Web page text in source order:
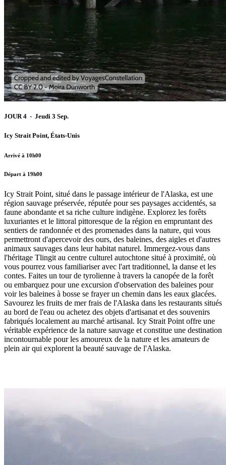
JOUR 4 - Jeudi 3 Sep.
Icy Strait Point, États-Unis
Arrivé à 10h00
Départ à 19h00
Icy Strait Point, situé dans le passage intérieur de l'Alaska, est une
région sauvage préservée, réputée pour ses paysages accidentés, sa
faune abondante et sa riche culture indigène. Explorez les forêts
luxuriantes et le littoral pittoresque de la région en empruntant des
sentiers de randonnée et des promenades dans la nature, qui vous
permettront d'apercevoir des ours, des baleines, des aigles et d'autres
animaux sauvages dans leur habitat naturel. Immergez-vous dans
l'héritage Tlingit au centre culturel autochtone situé à proximité, où
vous pourrez vous familiariser avec l'art traditionnel, la danse et les
contes. Faites un tour de tyrolienne à travers la canopée de la forêt
ou embarquez pour une excursion d'observation des baleines pour
voir les baleines à bosse se frayer un chemin dans les eaux glacées.
Savourez les fruits de mer frais de l'Alaska dans les restaurants situés
au bord de l'eau ou achetez des objets d'artisanat et des souvenirs
fabriqués localement au marché artisanal. Icy Strait Point offre une
véritable expérience de la nature sauvage et constitue une destination
incontournable pour les amoureux de la nature et les amateurs de
plein air qui explorent la beauté sauvage de l'Alaska.